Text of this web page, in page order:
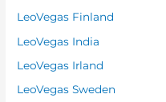
LeoVegas Finland
LeoVegas India
LeoVegas Irland
LeoVegas Sweden